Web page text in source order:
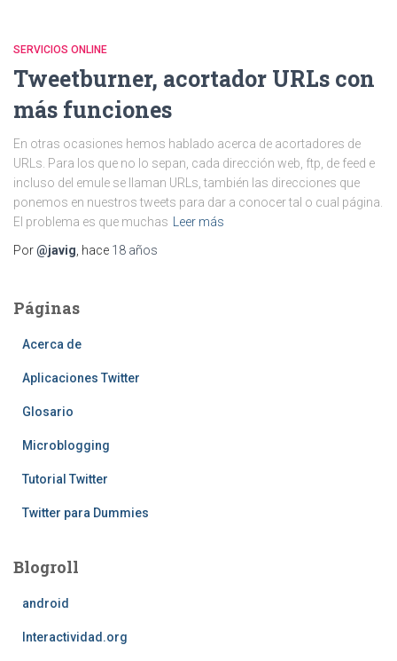
SERVICIOS ONLINE
Tweetburner, acortador URLs con
más funciones
En otras ocasiones hemos hablado acerca de acortadores de
URLs. Para los que no lo sepan, cada dirección web, ftp, de feed e
incluso del emule se llaman URLs, también las direcciones que
ponemos en nuestros tweets para dar a conocer tal o cual página.
El problema es que muchas
Leer más
Por@javig , hace 18 años
Páginas
Acerca de
Aplicaciones Twitter
Glosario
Microblogging
Tutorial Twitter
Twitter para Dummies
Blogroll
android
Interactividad.org